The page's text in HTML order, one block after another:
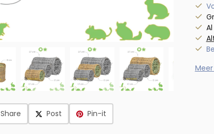
Share Post Pin-it